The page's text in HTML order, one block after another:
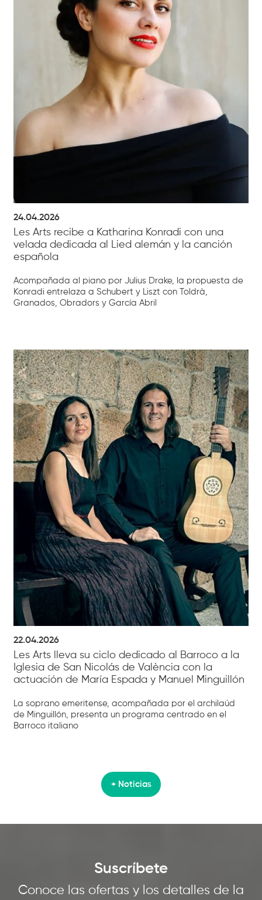
24.04.2026
Les Arts recibe a Katharina Konradi con una
velada dedicada al Lied alemán y la canción
española
Acompañada al piano por Julius Drake, la propuesta de
Konradi entrelaza a Schubert y Liszt con Toldrà,
Granados, Obradors y García Abril
22.04.2026
Les Arts lleva su ciclo dedicado al Barroco a la
Iglesia de San Nicolás de València con la
actuación de María Espada y Manuel Minguillón
La soprano emeritense, acompañada por el archilaúd
de Minguillón, presenta un programa centrado en el
Barroco italiano
+ Noticias
Suscríbete
Conoce las ofertas y los detalles de la